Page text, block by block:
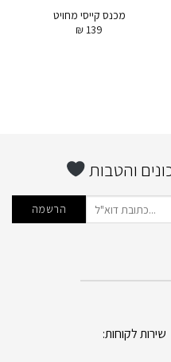
מכנס קייסי מחויט
₪ 139
והטבות
שירות לקוחות: